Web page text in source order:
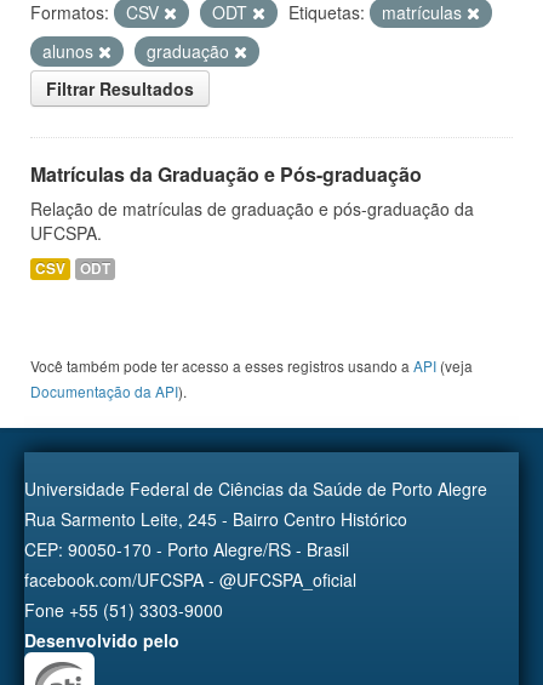
Formatos: CSV ODT Etiquetas:
matrículas
alunos
graduação
Filtrar Resultados
Matrículas da Graduação e Pós-graduação
Relação de matrículas de graduação e pós-graduação da
UFCSPA.
CSV ODT
Você também pode ter acesso a esses registros usando a API (veja
Documentação da API).
Universidade Federal de Ciências da Saúde de Porto Alegre
Rua Sarmento Leite, 245 - Bairro Centro Histórico
CEP: 90050-170 - Porto Alegre/RS - Brasil
facebook.com/UFCSPA - @UFCSPA_oficial
Fone +55 (51) 3303-9000
Desenvolvido pelo